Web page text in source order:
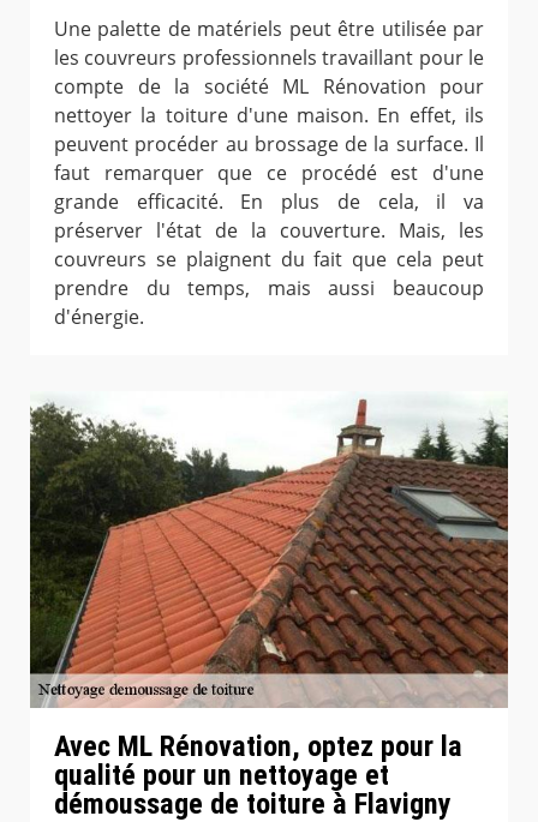
Une palette de matériels peut être utilisée par
les couvreurs professionnels travaillant pour le
compte de la société ML Rénovation pour
nettoyer la toiture d'une maison. En effet, ils
peuvent procéder au brossage de la surface. Il
faut remarquer que ce procédé est d'une
grande efficacité. En plus de cela, il va
préserver l'état de la couverture. Mais, les
couvreurs se plaignent du fait que cela peut
prendre du temps, mais aussi beaucoup
d'énergie.
Avec ML Rénovation, optez pour la
qualité pour un nettoyage et
démoussage de toiture à Flavigny